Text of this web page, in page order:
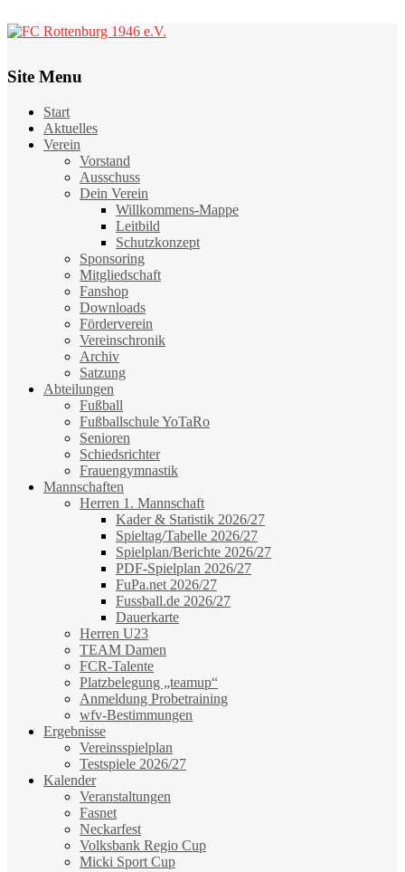
Site Menu
Start
Aktuelles
Verein
Vorstand
Ausschuss
Dein Verein
Willkommens-Mappe
Leitbild
Schutzkonzept
Sponsoring
Mitgliedschaft
Fanshop
Downloads
Förderverein
Vereinschronik
Archiv
Satzung
Abteilungen
Fußball
Fußballschule YoTaRo
Senioren
Schiedsrichter
Frauengymnastik
Mannschaften
Herren 1. Mannschaft
Kader & Statistik 2026/27
Spieltag/Tabelle 2026/27
Spielplan/Berichte 2026/27
PDF-Spielplan 2026/27
FuPa.net 2026/27
Fussball.de 2026/27
Dauerkarte
Herren U23
TEAM Damen
FCR-Talente
Platzbelegung „teamup“
Anmeldung Probetraining
wfv-Bestimmungen
Ergebnisse
Vereinsspielplan
Testspiele 2026/27
Kalender
Veranstaltungen
Fasnet
Neckarfest
Volksbank Regio Cup
Micki Sport Cup